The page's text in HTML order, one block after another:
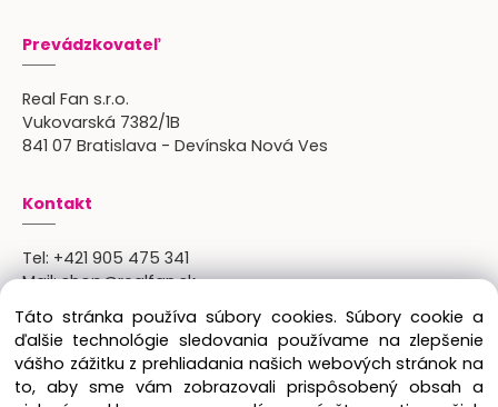
Prevádzkovateľ
Real Fan s.r.o.
Vukovarská 7382/1B
841 07 Bratislava - Devínska Nová Ves
Kontakt
Tel: +421 905 475 341
Mail:shop@realfan.sk
Zákaznícka linka: 9:00-18:00
Osobný odber: po predchádajúcom dohovore
Táto stránka používa súbory cookies. Súbory cookie a
ďalšie technológie sledovania používame na zlepšenie
vášho zážitku z prehliadania našich webových stránok na
to, aby sme vám zobrazovali prispôsobený obsah a